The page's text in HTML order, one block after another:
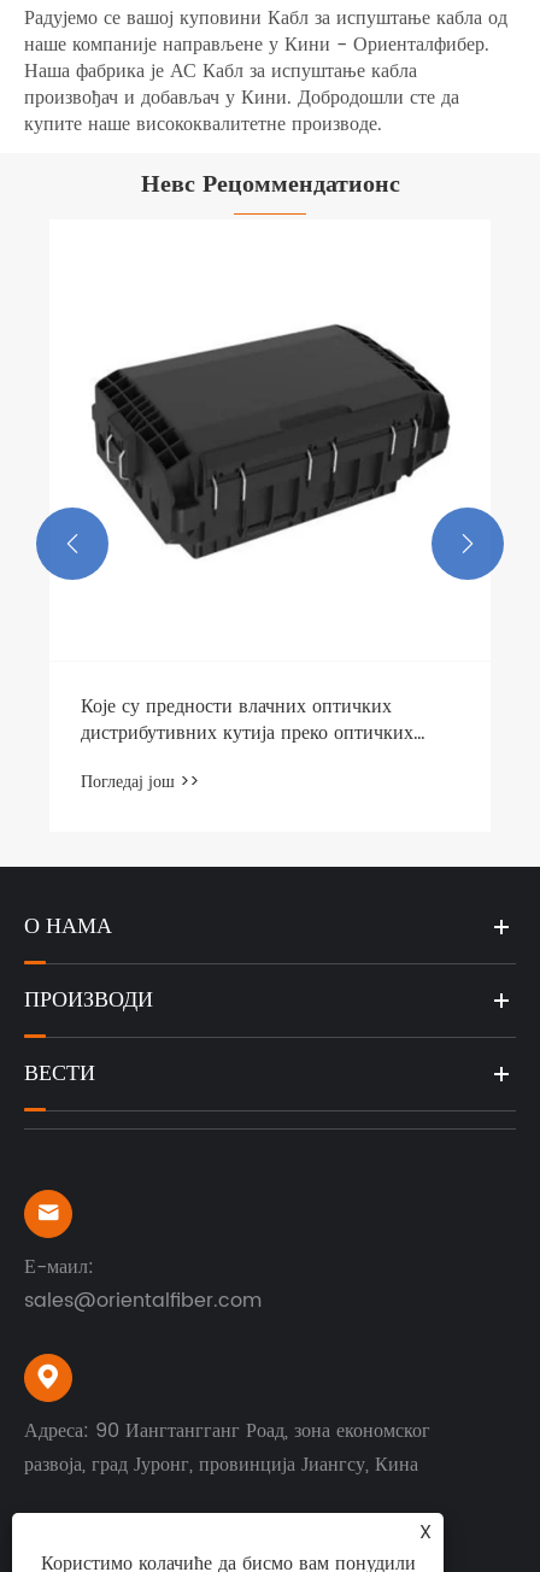
Радујемо се вашој куповини Кабл за испуштање кабла од
наше компаније направљене у Кини - Ориенталфибер.
Наша фабрика је АС Кабл за испуштање кабла
произвођач и добављач у Кини. Добродошли сте да
купите наше висококвалитетне производе.
Невс Рецоммендатионс
Погледај још >>
 
О НАМА
ПРОИЗВОДИ
ВЕСТИ

Е-маил:
sales@orientalfiber.com

Адреса: 90 Иангтангганг Роад, зона економског
развоја, град Јуронг, провинција Јиангсу, Кина
X
Користимо колачиће да бисмо вам понудили